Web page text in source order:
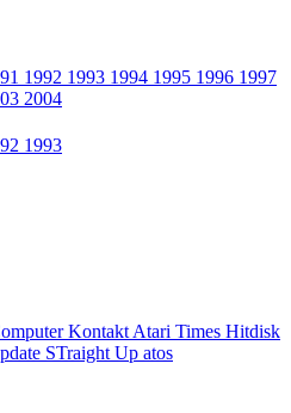
1992 1993 1994 1995 1996 1997
2004
1993
Kontakt Atari Times Hitdisk
STraight Up atos